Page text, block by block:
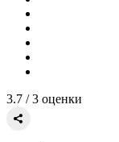
3.7 / 3 оценки